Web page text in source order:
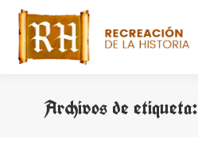
Archivos de etiqueta: